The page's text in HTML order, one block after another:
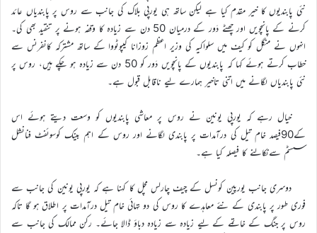
نئی پابندیوں کا خیر مقدم کیا ہے لیکن ساتھ ہی یورپی بلاک کی جانب سے روس پر پابندیاں عائد
کرنے کے پانچویں اور چھٹے دَور کے درمیان 50 دن سے زیادہ کا وقفہ ہونے پر تنقید بھی کی۔
انہوں نے منگل کو کیف میں سلواکیہ کی وزیر اعظم زوزانا کیپوٹووا کے ساتھ مشترکہ کانفرنس سے
خطاب کرتے ہوئے کہا کہ پابندیوں کے پانچویں دَور کو 50 دن سے زیادہ ہو چکے ہیں، روس پر
نئی پابندیاں لگانے میں اتنی تاخیر ہمارے لیے ناقابل قبول ہے۔
خیال رہے کہ یورپی یونین نے روس پر معاشی پابندیوں کو وسعت دیتے ہوئے اس
کے90فیصد خام تیل کی درآمدات پر پابندی لگانے اور روس کے اہم بینک کوسوئفٹ فنانشل
سسٹم سےنکالنے کا فیصلہ کیا ہے۔
دوسری جانب یورپین کونسل کے چیف چارلس مچل کا کہنا ہے کہ یورپی یونین کی جانب سے
فوری طور پر پابندی کے نئے معاہدے کا روس کی دو تہائی خام تیل درآمدات پر اطلاق ہو گا تاکہ
روس پر جنگ کے خاتمے کے لیے زیادہ سے زیادہ دباؤ ڈالا جائے۔ رکن ممالک کی جانب سے